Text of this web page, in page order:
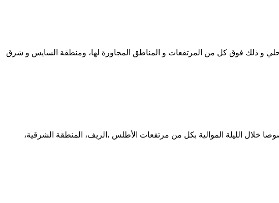
محلي و ذلك فوق كل من المرتفعات و المناطق المجاورة لها، ومنطقة السايس و شرق
خلال الليلة الموالية بكل من مرتفعات الأطلس ،الريف، المنطقة الشرقية،